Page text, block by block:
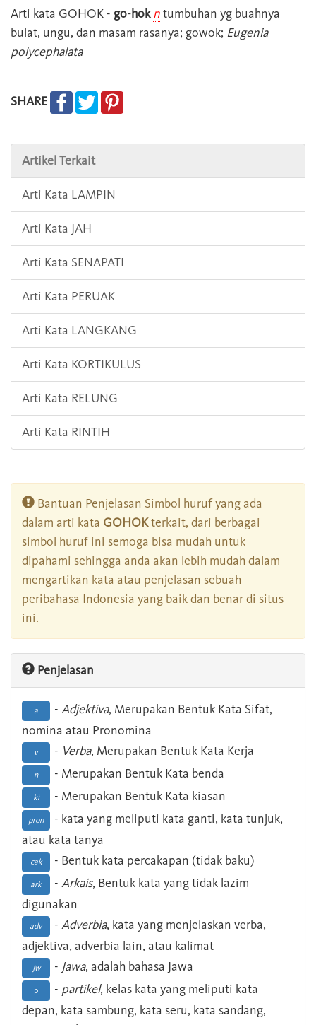
Arti kata GOHOK - go-hok ntumbuhan yg buahnya
bulat, ungu, dan masam rasanya; gowok; Eugenia
polycephalata
SHARE
Artikel Terkait
Arti Kata LAMPIN
Arti Kata JAH
Arti Kata SENAPATI
Arti Kata PERUAK
Arti Kata LANGKANG
Arti Kata KORTIKULUS
Arti Kata RELUNG
Arti Kata RINTIH
Bantuan Penjelasan Simbol huruf yang ada
dalam arti kata GOHOKterkait, dari berbagai
simbol huruf ini semoga bisa mudah untuk
dipahami sehingga anda akan lebih mudah dalam
mengartikan kata atau penjelasan sebuah
peribahasa Indonesia yang baik dan benar di situs
ini.
Penjelasan
a - Adjektiva, Merupakan Bentuk Kata Sifat,
nomina atau Pronomina
v - Verba, Merupakan Bentuk Kata Kerja
n - Merupakan Bentuk Kata benda
ki - Merupakan Bentuk Kata kiasan
pron
- kata yang meliputi kata ganti, kata tunjuk,
atau kata tanya
cak - Bentuk kata percakapan (tidak baku)
ark - Arkais, Bentuk kata yang tidak lazim
digunakan
adv - Adverbia, kata yang menjelaskan verba,
adjektiva, adverbia lain, atau kalimat
Jw - Jawa, adalah bahasa Jawa
p - partikel, kelas kata yang meliputi kata
depan, kata sambung, kata seru, kata sandang,